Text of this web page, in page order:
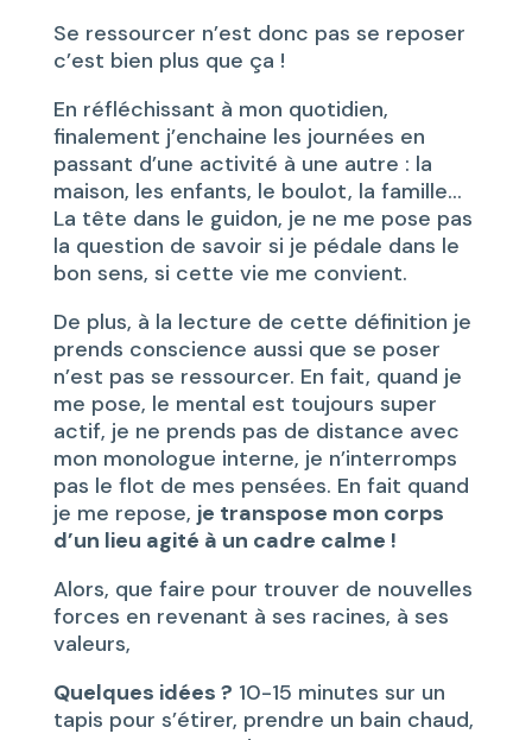
Se ressourcer n’est donc pas se reposer
c’est bien plus que ça !
En réfléchissant à mon quotidien,
finalement j’enchaine les journées en
passant d’une activité à une autre : la
maison, les enfants, le boulot, la famille…
La tête dans le guidon, je ne me pose pas
la question de savoir si je pédale dans le
bon sens, si cette vie me convient.
De plus, à la lecture de cette définition je
prends conscience aussi que se poser
n’est pas se ressourcer. En fait, quand je
me pose, le mental est toujours super
actif, je ne prends pas de distance avec
mon monologue interne, je n’interromps
pas le flot de mes pensées. En fait quand
je me repose, je transpose mon corps
d’un lieu agité à un cadre calme !
Alors, que faire pour trouver de nouvelles
forces en revenant à ses racines, à ses
valeurs,
Quelques idées ? 10-15 minutes sur un
tapis pour s’étirer, prendre un bain chaud,